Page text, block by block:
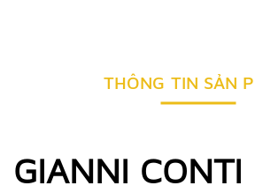
THÔNG TIN SẢN
GIANNI CONTI